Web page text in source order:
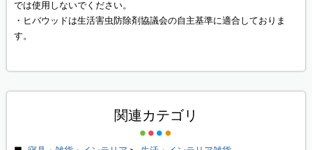
では使用しないでください。
・ヒバウッドは生活害虫防除剤協議会の自主基準に適合しておりま
す。
関連カテゴリ